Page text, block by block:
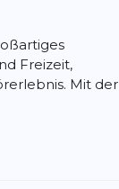
Freizeit,
Mit der